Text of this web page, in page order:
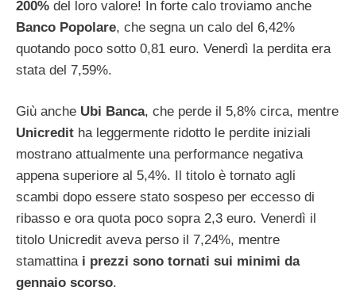
200% del loro valore! In forte calo troviamo anche
Banco Popolare, che segna un calo del 6,42%
quotando poco sotto 0,81 euro. Venerdì la perdita era
stata del 7,59%.
Giù anche Ubi Banca, che perde il 5,8% circa, mentre
Unicredit ha leggermente ridotto le perdite iniziali
mostrano attualmente una performance negativa
appena superiore al 5,4%. Il titolo è tornato agli
scambi dopo essere stato sospeso per eccesso di
ribasso e ora quota poco sopra 2,3 euro. Venerdì il
titolo Unicredit aveva perso il 7,24%, mentre
stamattina i prezzi sono tornati sui minimi da
gennaio scorso.